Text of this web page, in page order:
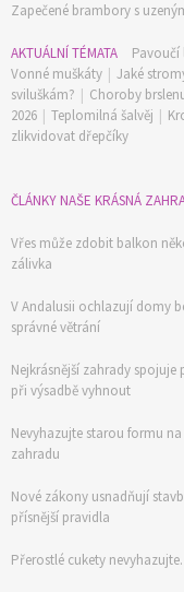
Zapečené brambory s
AKTUÁLNÍ TÉMATA Pavoučí
Vonné muškáty | Jaké
sviluškám? | Choroby
2026 | Teplomilná šalvěj |
zlikvidovat dřepčíky
ČLÁNKY NAŠE KRÁSNÁ
Vřes může zdobit balkon
zálivka
V Andalusii ochlazují domy
správné větrání
Nejkrásnější zahrady
při výsadbě vyhnout
Nevyhazujte starou formu
zahradu
Nové zákony usnadňují
přísnější pravidla
Přerostlé cukety